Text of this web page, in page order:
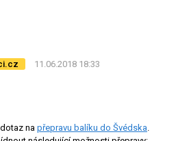
11.06.2018 18:33
na přepravu balíku do Švédska.